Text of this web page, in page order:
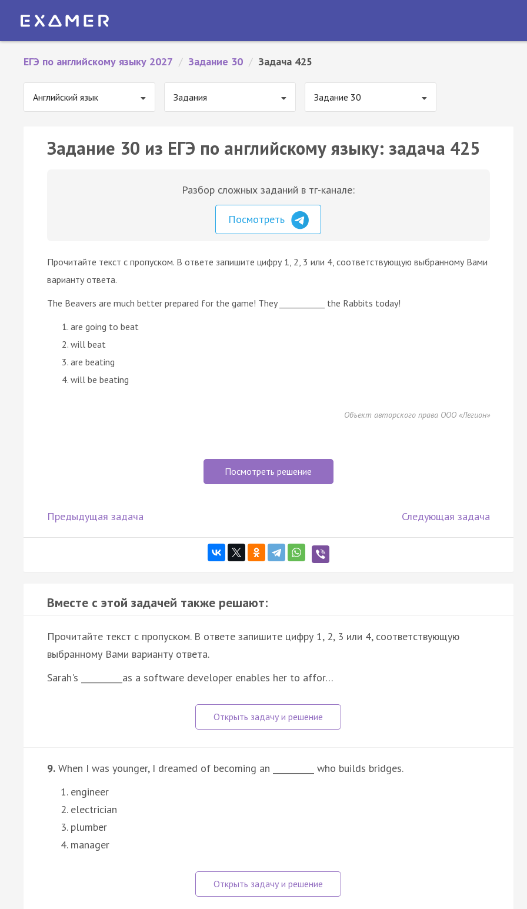
ЕГЭ по английскому языку 2027 / Задание 30 / Задача 425
Английский язык Задания Задание 30
Задание 30 из ЕГЭ по английскому языку: задача 425
Разбор сложных заданий в тг-канале:
Посмотреть
Прочитайте текст с пропуском. В ответе запишите цифру 1, 2, 3 или 4, соответствующую выбранному Вами
варианту ответа.
The Beavers are much better prepared for the game! They ___________ the Rabbits today!
are going to beat
will beat
are beating
will be beating
Объект авторского права ООО «Легион»
Посмотреть решение
Предыдущая задача Следующая задача
Вместе с этой задачей также решают:
Прочитайте текст с пропуском. В ответе запишите цифру 1, 2, 3 или 4, соответствующую
выбранному Вами варианту ответа.
Sarah's __________as a software developer enables her to affor…
9. When I was younger, I dreamed of becoming an __________ who builds bridges.
engineer
electrician
plumber
manager